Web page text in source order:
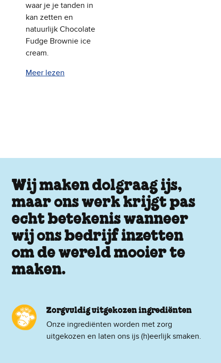
waar je je tanden in
kan zetten en
natuurlijk Chocolate
Fudge Brownie ice
cream.
Meer lezen
Wij maken dolgraag ijs,
maar ons werk krijgt pas
echt betekenis wanneer
wij ons bedrijf inzetten
om de wereld mooier te
maken.
Zorgvuldig uitgekozen ingrediënten
Onze ingrediënten worden met zorg
uitgekozen en laten ons ijs (h)eerlijk smaken.